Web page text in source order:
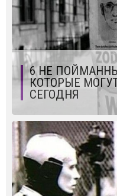
6 НЕ
КОТОРЫЕ
СЕГОДНЯ